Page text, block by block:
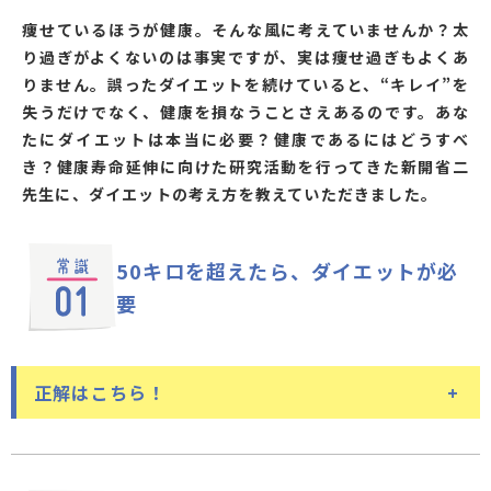
痩せているほうが健康。そんな風に考えていませんか？太
り過ぎがよくないのは事実ですが、実は痩せ過ぎもよくあ
りません。誤ったダイエットを続けていると、“キレイ”を
失うだけでなく、健康を損なうことさえあるのです。あな
たにダイエットは本当に必要？健康であるにはどうすべ
き？健康寿命延伸に向けた研究活動を行ってきた新開省二
先生に、ダイエットの考え方を教えていただきました。
50キロを超えたら、 ダイエットが必
要
正解はこちら！
体重だけでなく、BMIで肥満度を見